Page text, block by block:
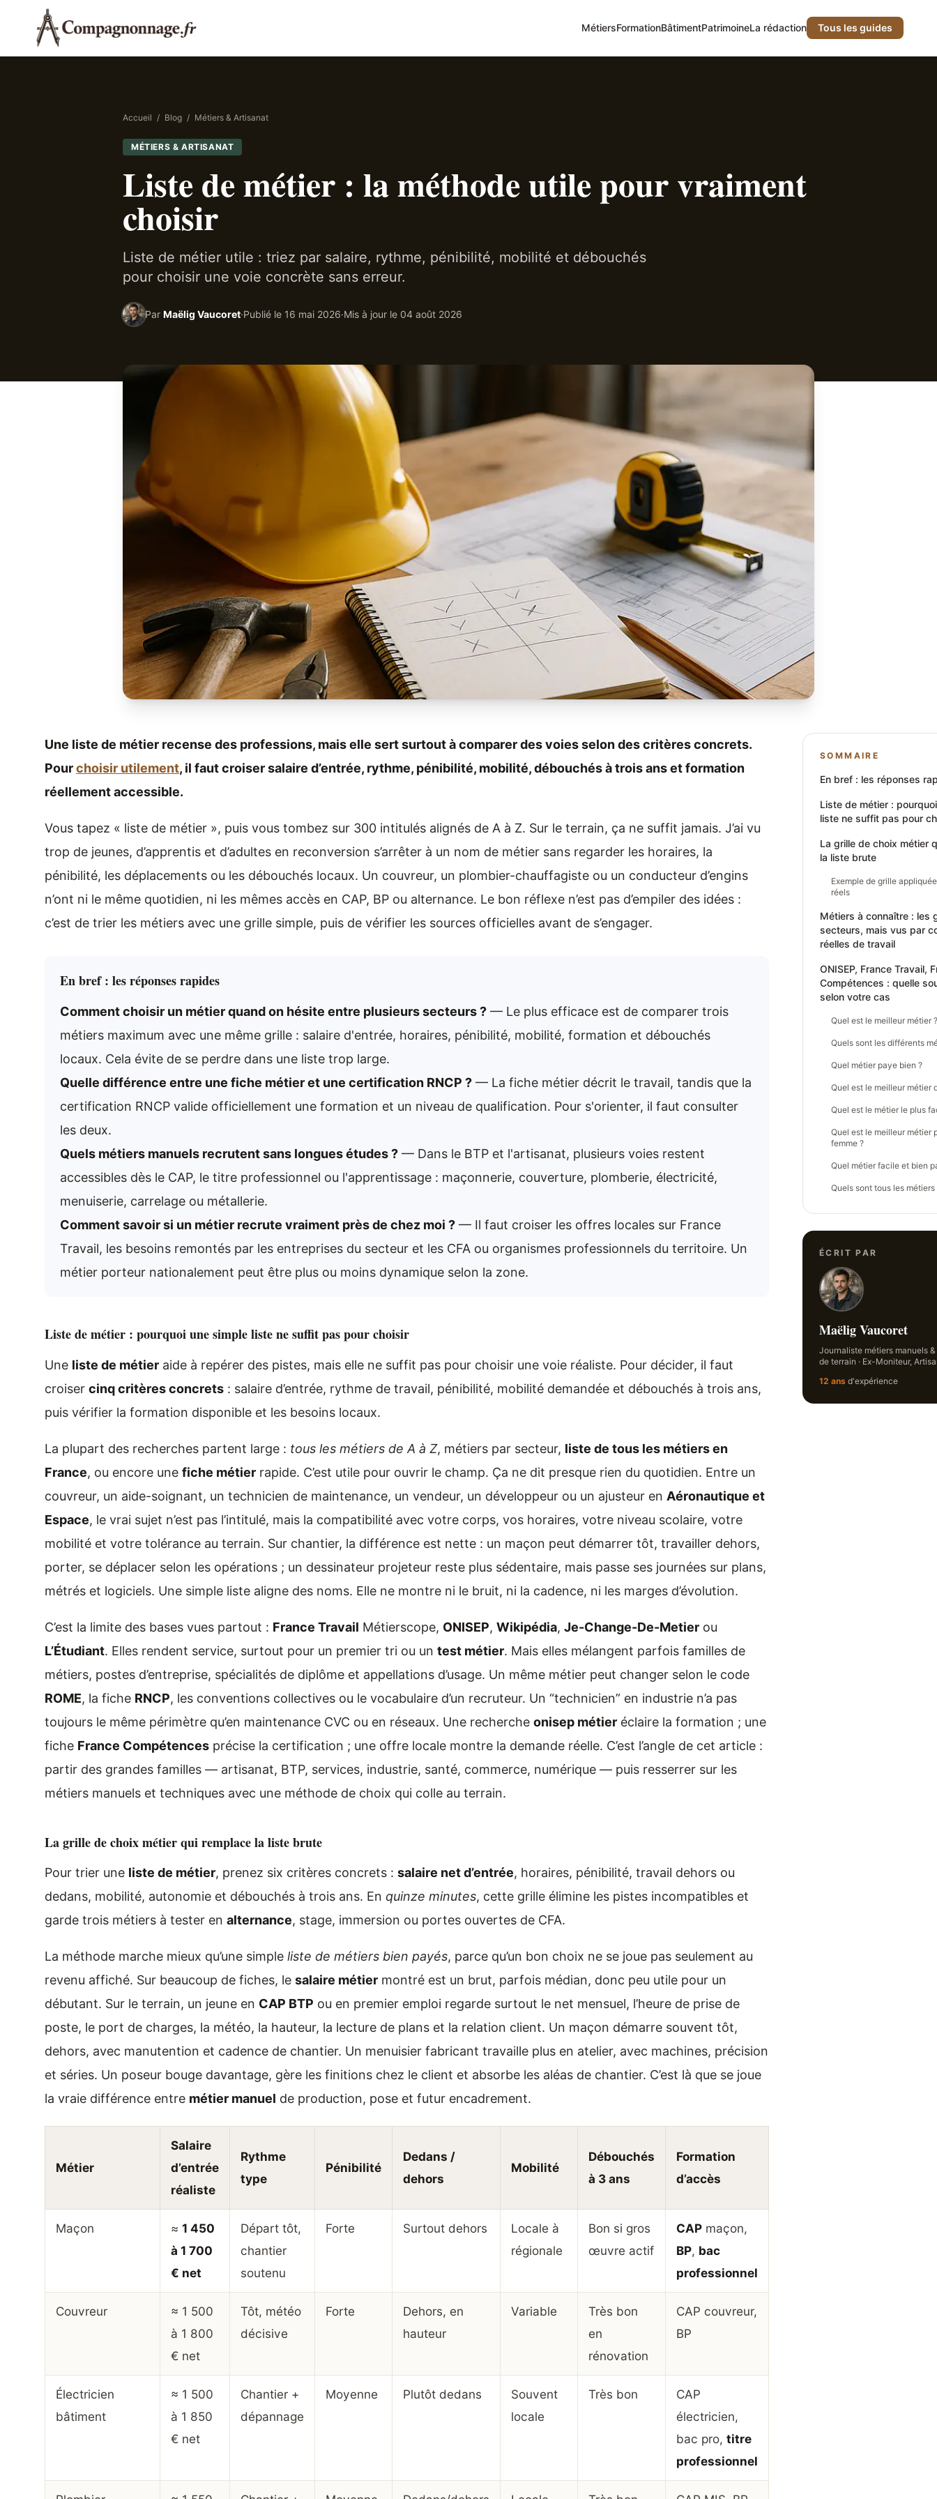
MétiersFormationBâtimentPatrimoineLa rédaction Tous les guides
Accueil / Blog / Métiers & Artisanat
MÉTIERS & ARTISANAT
Liste de métier : la méthode utile pour vraiment
choisir
Liste de métier utile : triez par salaire, rythme, pénibilité, mobilité et débouchés
pour choisir une voie concrète sans erreur.
Par Maëlig Vaucoret·Publié le 16 mai 2026·Mis à jour le 04 août 2026
Une liste de métier recense des professions, mais elle sert surtout à comparer des voies selon des critères concrets.
Pourchoisir utilement, il faut croiser salaire d’entrée, rythme, pénibilité, mobilité, débouchés à trois ans et formation
réellement accessible.
Vous tapez « liste de métier », puis vous tombez sur 300 intitulés alignés de A à Z. Sur le terrain, ça ne suffit jamais. J’ai vu
trop de jeunes, d’apprentis et d’adultes en reconversion s’arrêter à un nom de métier sans regarder les horaires, la
pénibilité, les déplacements ou les débouchés locaux. Un couvreur, un plombier-chauffagiste ou un conducteur d’engins
n’ont ni le même quotidien, ni les mêmes accès en CAP, BP ou alternance. Le bon réflexe n’est pas d’empiler des idées :
c’est de trier les métiers avec une grille simple, puis de vérifier les sources officielles avant de s’engager.
En bref : les réponses rapides
Comment choisir un métier quand on hésite entre plusieurs secteurs ? — Le plus efficace est de comparer trois
métiers maximum avec une même grille : salaire d'entrée, horaires, pénibilité, mobilité, formation et débouchés
locaux. Cela évite de se perdre dans une liste trop large.
Quelle différence entre une fiche métier et une certification RNCP ? — La fiche métier décrit le travail, tandis que la
certification RNCP valide officiellement une formation et un niveau de qualification. Pour s'orienter, il faut consulter
les deux.
Quels métiers manuels recrutent sans longues études ? — Dans le BTP et l'artisanat, plusieurs voies restent
accessibles dès le CAP, le titre professionnel ou l'apprentissage : maçonnerie, couverture, plomberie, électricité,
menuiserie, carrelage ou métallerie.
Comment savoir si un métier recrute vraiment près de chez moi ? — Il faut croiser les offres locales sur France
Travail, les besoins remontés par les entreprises du secteur et les CFA ou organismes professionnels du territoire. Un
métier porteur nationalement peut être plus ou moins dynamique selon la zone.
Liste de métier : pourquoi une simple liste ne suffit pas pour choisir
Une liste de métier aide à repérer des pistes, mais elle ne suffit pas pour choisir une voie réaliste. Pour décider, il faut
croiser cinq critères concrets : salaire d’entrée, rythme de travail, pénibilité, mobilité demandée et débouchés à trois ans,
puis vérifier la formation disponible et les besoins locaux.
La plupart des recherches partent large : tous les métiers de A à Z, métiers par secteur, liste de tous les métiers en
France, ou encore une fiche métier rapide. C’est utile pour ouvrir le champ. Ça ne dit presque rien du quotidien. Entre un
couvreur, un aide-soignant, un technicien de maintenance, un vendeur, un développeur ou un ajusteur en Aéronautique et
Espace, le vrai sujet n’est pas l’intitulé, mais la compatibilité avec votre corps, vos horaires, votre niveau scolaire, votre
mobilité et votre tolérance au terrain. Sur chantier, la différence est nette : un maçon peut démarrer tôt, travailler dehors,
porter, se déplacer selon les opérations ; un dessinateur projeteur reste plus sédentaire, mais passe ses journées sur plans,
métrés et logiciels. Une simple liste aligne des noms. Elle ne montre ni le bruit, ni la cadence, ni les marges d’évolution.
C’est la limite des bases vues partout : France Travail Métierscope, ONISEP, Wikipédia, Je-Change-De-Metier ou
L’Étudiant. Elles rendent service, surtout pour un premier tri ou un test métier. Mais elles mélangent parfois familles de
métiers, postes d’entreprise, spécialités de diplôme et appellations d’usage. Un même métier peut changer selon le code
ROME, la fiche RNCP, les conventions collectives ou le vocabulaire d’un recruteur. Un “technicien” en industrie n’a pas
toujours le même périmètre qu’en maintenance CVC ou en réseaux. Une recherche onisep métier éclaire la formation ; une
fiche France Compétences précise la certification ; une offre locale montre la demande réelle. C’est l’angle de cet article :
partir des grandes familles — artisanat, BTP, services, industrie, santé, commerce, numérique — puis resserrer sur les
métiers manuels et techniques avec une méthode de choix qui colle au terrain.
La grille de choix métier qui remplace la liste brute
Pour trier une liste de métier, prenez six critères concrets : salaire net d’entrée, horaires, pénibilité, travail dehors ou
dedans, mobilité, autonomie et débouchés à trois ans. En quinze minutes, cette grille élimine les pistes incompatibles et
garde trois métiers à tester en alternance, stage, immersion ou portes ouvertes de CFA.
La méthode marche mieux qu’une simple liste de métiers bien payés, parce qu’un bon choix ne se joue pas seulement au
revenu affiché. Sur beaucoup de fiches, le salaire métier montré est un brut, parfois médian, donc peu utile pour un
débutant. Sur le terrain, un jeune en CAP BTP ou en premier emploi regarde surtout le net mensuel, l’heure de prise de
poste, le port de charges, la météo, la hauteur, la lecture de plans et la relation client. Un maçon démarre souvent tôt,
dehors, avec manutention et cadence de chantier. Un menuisier fabricant travaille plus en atelier, avec machines, précision
et séries. Un poseur bouge davantage, gère les finitions chez le client et absorbe les aléas de chantier. C’est là que se joue
la vraie différence entre métier manuel de production, pose et futur encadrement.
Métier
Salaire
d’entrée
réaliste
Rythme
type
Pénibilité
Dedans /
dehors
Mobilité
Débouchés
à 3 ans
Formation
d’accès
Maçon ≈ 1 450
à 1 700
€ net
Départ tôt,
chantier
soutenu
Forte Surtout dehors
Locale à
régionale
Bon si gros
œuvre actif
CAPmaçon,
BP, bac
professionnel
Couvreur
≈ 1 500
à 1 800
€ net
Tôt, météo
décisive
Forte
Dehors, en
hauteur
Variable
Très bon
en
rénovation
CAP couvreur,
BP
Électricien
bâtiment
≈ 1 500
à 1 850
€ net
Chantier +
dépannage
Moyenne Plutôt dedans
Souvent
locale
Très bon
CAP
électricien,
bac pro, titre
professionnel
SOMMAIRE
En bref : les réponses
Liste de métier :
liste ne suffit pas pour
La grille de choix métier
la liste brute
Exemple de grille
réels
Métiers à connaître : les
secteurs, mais vus par
réelles de travail
ONISEP, France Travail,
Compétences : quelle
selon votre cas
Quel est le meilleur métier ?
Quels sont les différents
Quel métier paye bien ?
Quel est le meilleur métier
Quel est le métier le plus
Quel est le meilleur métier
femme ?
Quel métier facile et bien
Quels sont tous les métiers
ÉCRIT PAR
Maëlig Vaucoret
Journaliste métiers manuels &
de terrain · Ex-Moniteur,
12 ans d'expérience